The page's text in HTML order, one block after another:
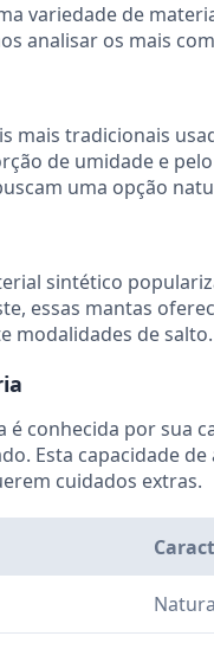
variedade de
analisar os mais
mais tradicionais
de umidade e
uma opção
sintético
essas mantas
modalidades de salto.
é conhecida por sua
Esta capacidade
cuidados extras.